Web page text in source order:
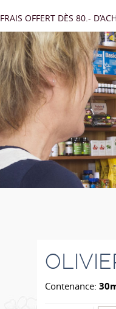
FRAIS OFFERT DÈS 80.-
Contenance: